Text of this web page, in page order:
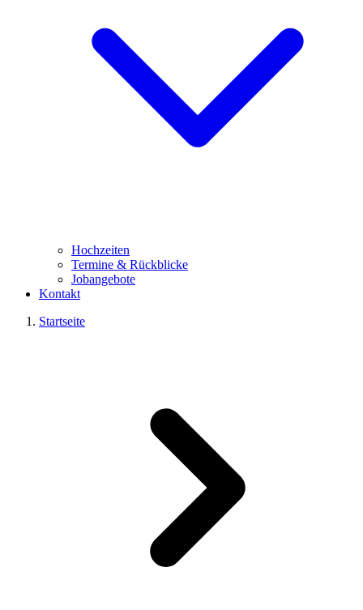
Hochzeiten
Termine & Rückblicke
Jobangebote
Kontakt
Startseite